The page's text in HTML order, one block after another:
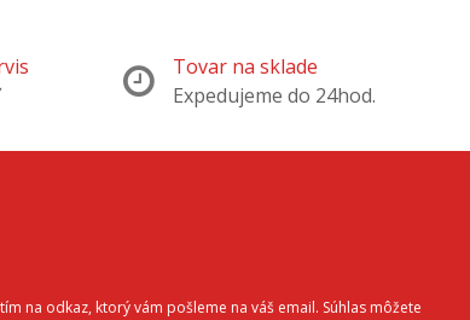
Tovar na sklade
Expedujeme do 24hod.
na odkaz, ktorý vám pošleme na váš email. Súhlas môžete